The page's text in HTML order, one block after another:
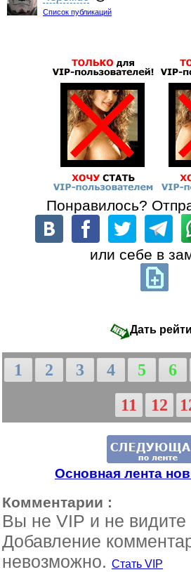
Список публикаций
Понравилось?
или себе в
Дать
1 2 3 4 5 6
11
12
Основная лента
Комментарии :
Вы не VIP и не
Добавление
невозможно. Стать VIP